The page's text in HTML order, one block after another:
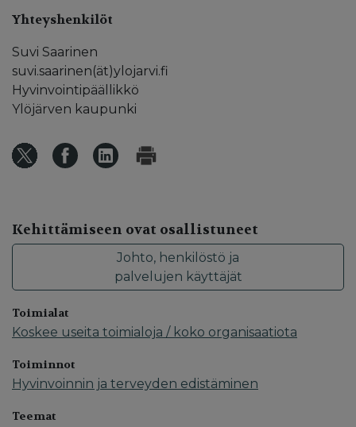
Yhteyshenkilöt
Suvi Saarinen
suvi.saarinen(ät)ylojarvi.fi
Hyvinvointipäällikkö
Ylöjärven kaupunki
Kehittämiseen ovat osallistuneet
Johto, henkilöstö ja
palvelujen käyttäjät
Toimialat
Koskee useita toimialoja / koko organisaatiota
Toiminnot
Hyvinvoinnin ja terveyden edistäminen
Teemat